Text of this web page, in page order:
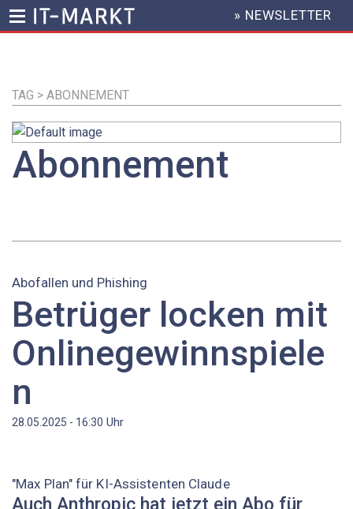
Inhalt
HEADER
MENU
» NEWSLETTER
TAG > ABONNEMENT
Abonnement
Abofallen und Phishing
Betrüger locken mit
Onlinegewinnspiele
n
28.05.2025 - 16:30 Uhr
"Max Plan" für KI-Assistenten Claude
Auch Anthropic hat jetzt ein Abo für